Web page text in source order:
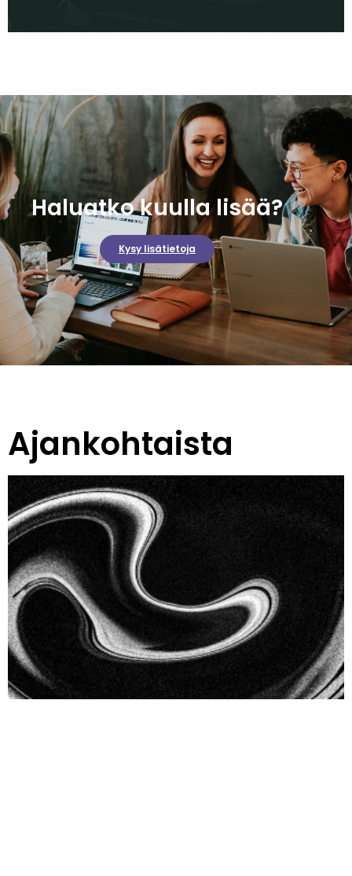
Haluatko kuulla lisää?
Kysy lisätietoja
Ajankohtaista